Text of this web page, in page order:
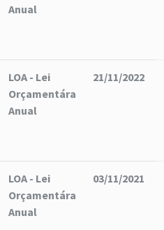
Anual
LOA - Lei
Orçamentára
Anual
21/11/2022
LOA - Lei
Orçamentára
Anual
03/11/2021